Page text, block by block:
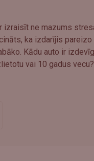
izraisīt ne mazums
ka izdarījis
Kādu auto ir
vai 10 gadus vecu?